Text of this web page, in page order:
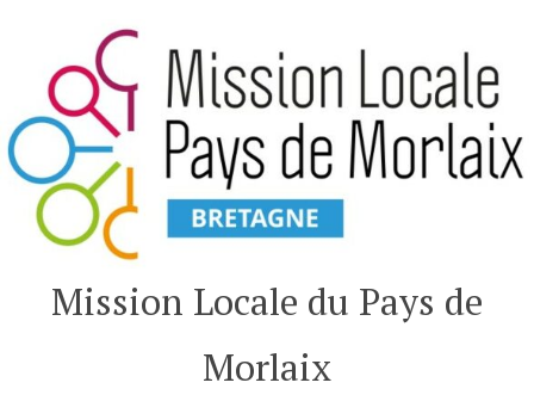
contenu
Mission Locale du Pays de
Morlaix